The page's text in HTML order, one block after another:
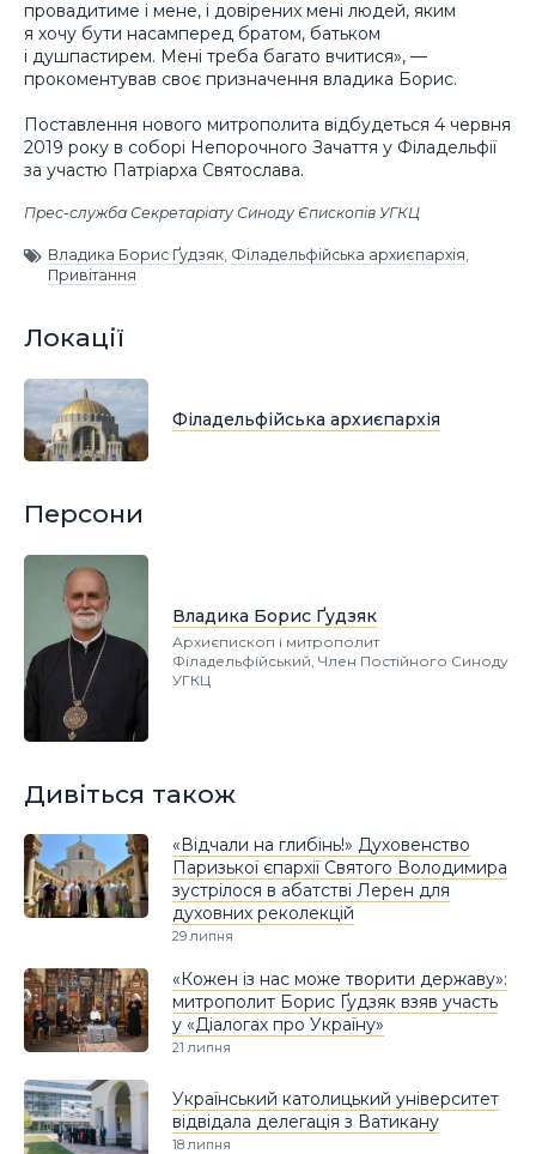
провадитиме і мене, і довірених мені людей, яким
я хочу бути насамперед братом, батьком
і душпастирем. Мені треба багато вчитися», —
прокоментував своє призначення владика Борис.
Поставлення нового митрополита відбудеться 4 червня
2019 року в соборі Непорочного Зачаття у Філадельфії
за участю Патріарха Святослава.
Прес-служба Секретаріату Синоду Єпископів УГКЦ
Владика Борис Ґудзяк Філадельфійська архиєпархія
Привітання
Локації
Філадельфійська архиєпархія
Персони
Владика Борис Ґудзяк
Архиєпископ і митрополит
Філадельфійський, Член Постійного Синоду
УГКЦ
Дивіться також
«Відчали на глибінь!» Духовенство
Паризької єпархії Святого Володимира
зустрілося в абатстві Лерен для
духовних реколекцій
29 липня
«Кожен із нас може творити державу»:
митрополит Борис Ґудзяк взяв участь
у «Діалогах про Україну»
21 липня
Український католицький університет
відвідала делегація з Ватикану
18 липня